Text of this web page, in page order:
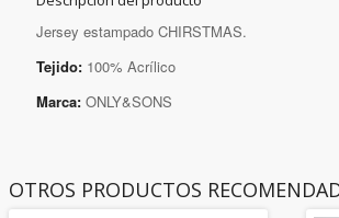
Jersey estampado CHIRSTMAS.
Tejido: 100% Acrílico
Marca: ONLY&SONS
OTROS PRODUCTOS